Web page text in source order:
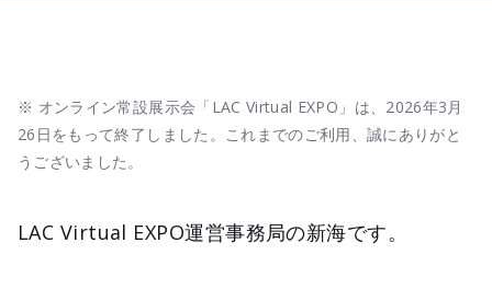
※ オンライン常設展示会「LAC Virtual EXPO」は、2026年3月
26日をもって終了しました。これまでのご利用、誠にありがと
うございました。
LAC Virtual EXPO運営事務局の新海です。